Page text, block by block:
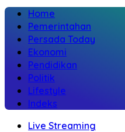
Home
Pemerintahan
Persada Today
Ekonomi
Pendidikan
Politik
Lifestyle
Indeks
Live Streaming